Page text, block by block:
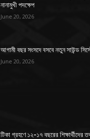
নানামুখী পদক্ষেপ
June 20, 2026
আগামী বছর সংসদে বসবে নতুন সাউন্ড
June 20, 2026
টিকা গ্রহণে ১২-১৭ বছরের শিক্ষার্থীদের